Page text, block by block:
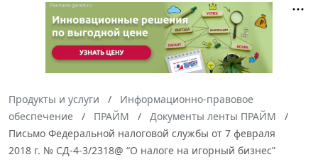
Продукты и услуги
Информационно-правовое
обеспечение
ПРАЙМ
Документы ленты ПРАЙМ
Письмо Федеральной налоговой службы от 7 февраля
2018 г. № СД-4-3/2318@ “О налоге на игорный бизнес”